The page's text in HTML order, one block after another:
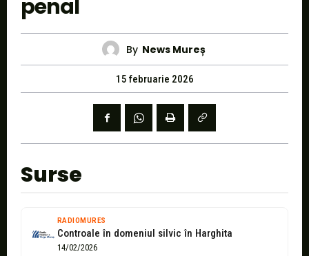
penal
By News Mureș
15 februarie 2026
Surse
RADIOMURES
Controale în domeniul silvic în Harghita
14/02/2026